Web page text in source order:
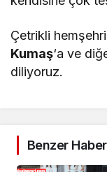
Çetrikli
Kumaş‘a ve
diliyoruz.
Benzer